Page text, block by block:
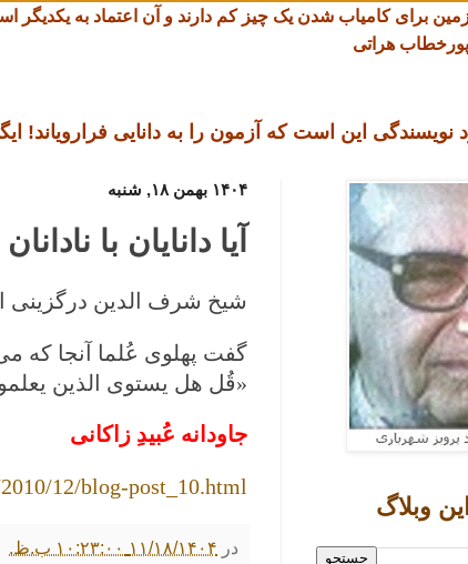
برای کامیاب شدن یک چیز کم دارند و آن اعتماد به
هراتی
نویسندگی این است که آزمون را به دانایی فرارویاند!
۱۴۰۴ بهمن ۱۸, شنبه
آیا دانایان با
شیخ شرف الدین درگزینی
گفت پهلوی عُلما آنجا که
«قُل هل یستوی الذین یعلمون
جاودانه عُبیدِ زاکانی
12/blog-post_10.html
در ۱۱/۱۸/۱۴۰۴ ۱۰:۲۳:۰۰ ب.ظ.
وبلاگ